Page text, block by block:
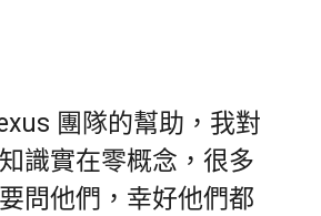
團隊的幫助，我對
識實在零概念，很多
問他們，幸好他們都